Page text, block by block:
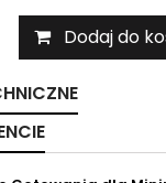
Dodaj do